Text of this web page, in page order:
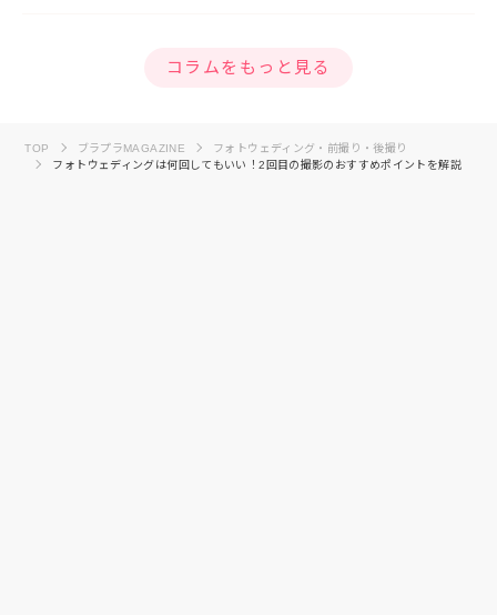
コラムをもっと見る
TOP ブラプラMAGAZINE
フォトウェディング・前撮り・後撮り
フォトウェディングは何回してもいい！2回目の撮影のおすすめポイントを解説